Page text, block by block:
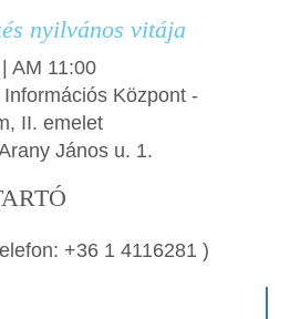
nyilvános vitája
AM 11:00
Központ -
II. emelet
János u. 1.
+36 1 4116281 )